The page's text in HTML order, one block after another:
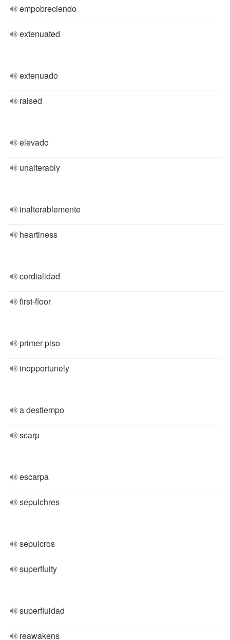
empobreciendo
extenuated
extenuado
raised
elevado
unalterably
inalterablemente
heartiness
cordialidad
first-floor
primer piso
inopportunely
a destiempo
scarp
escarpa
sepulchres
sepulcros
superfluity
superfluidad
reawakens